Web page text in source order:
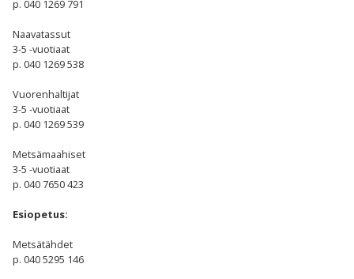
p. 040 1269 791
Naavatassut
3-5 -vuotiaat
p. 040 1269 538
Vuorenhaltijat
3-5 -vuotiaat
p. 040 1269 539
Metsämaahiset
3-5 -vuotiaat
p. 040 7650 423
Esiopetus:
Metsätähdet
p. 040 5295 146